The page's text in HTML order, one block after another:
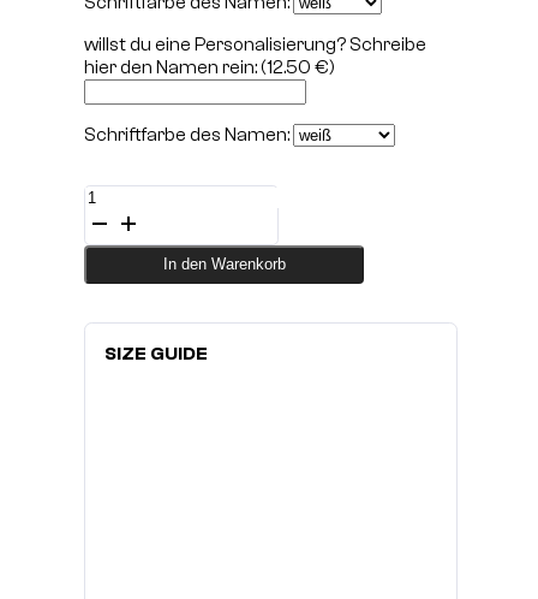
willst du eine Personalisierung? Schreibe
hier den Namen rein:(12.50 €)
Schriftfarbe des Namen:
Trainings-
Shirt
SERPENT
Menge
In den Warenkorb
SIZE GUIDE